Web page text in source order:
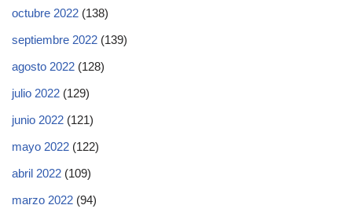
octubre 2022 (138)
septiembre 2022 (139)
agosto 2022 (128)
julio 2022 (129)
junio 2022 (121)
mayo 2022 (122)
abril 2022 (109)
marzo 2022 (94)